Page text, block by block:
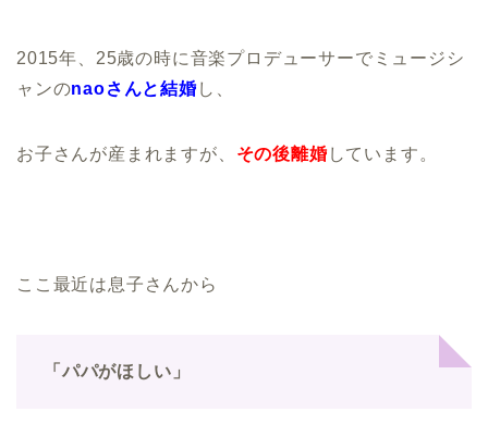
2015年、25歳の時に音楽プロデューサーでミュージシ
ャンのnaoさんと結婚 し、
お子さんが産まれますが、 その後離婚 しています。
ここ最近は息子さんから
「パパがほしい」